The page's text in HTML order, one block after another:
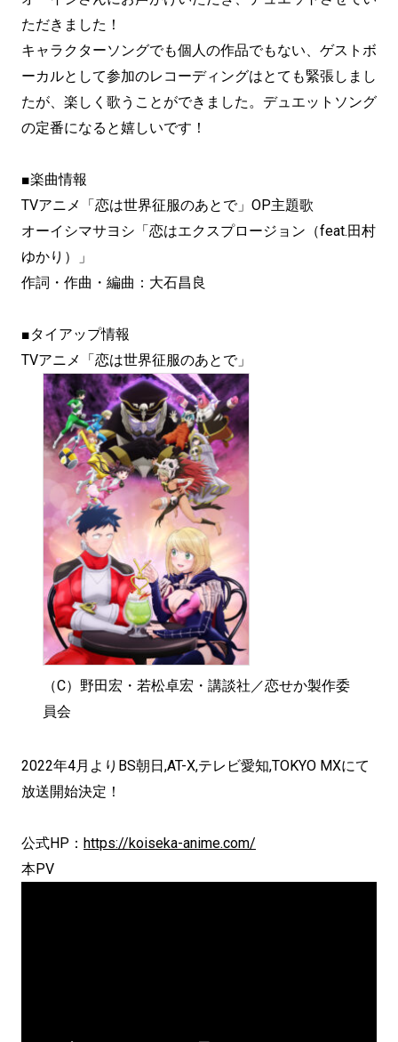
ただきました！
キャラクターソングでも個人の作品でもない、ゲストボ
ーカルとして参加のレコーディングはとても緊張しまし
たが、楽しく歌うことができました。デュエットソング
の定番になると嬉しいです！
■楽曲情報
TVアニメ「恋は世界征服のあとで」OP主題歌
オーイシマサヨシ「恋はエクスプロージョン（feat.田村
ゆかり）」
作詞・作曲・編曲：大石昌良
■タイアップ情報
TVアニメ「恋は世界征服のあとで」
（C）野田宏・若松卓宏・講談社／恋せか製作委
員会
2022年4月よりBS朝日,AT-X,テレビ愛知,TOKYO MXにて
放送開始決定！
公式HP： https://koiseka-anime.com/
本PV